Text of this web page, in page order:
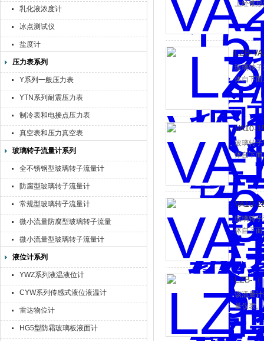
乳化液浓度计
冰点测试仪
盐度计
压力表系列
Y系列一般压力表
YTN系列耐震压力表
制冷表和电接点压力表
真空表和压力真空表
玻璃转子流量计系列
全不锈钢型玻璃转子流量计
防腐型玻璃转子流量计
常规型玻璃转子流量计
微小流量防腐型玻璃转子流量
计
微小流量型玻璃转子流量计
液位计系列
YWZ系列液温液位计
CYW系列传感式液位液温计
雷达物位计
HG5型防霜玻璃板液面计
上经锥
浮力及
度，即
LZB-
玻璃转
体自下
子所受
流量与
作为流
VA10-
玻璃转
体自下
子所受
流量与
作为流
VA10-
玻璃转
体自下
子所受
流量与
作为流
LZB-（
该流量
量仪表。